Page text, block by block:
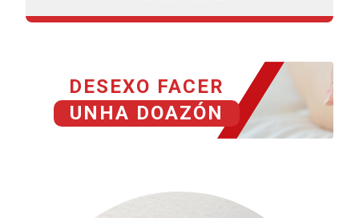
DESEXO FACER
UNHA DOAZÓN
HISTORIAS GRACIAS A TU DONACIÓN